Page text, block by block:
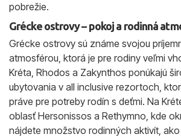
pobrežie.
Grécke ostrovy – pokoj a rodinná
Grécke ostrovy sú známe svojou
atmosférou, ktorá je pre rodiny veľmi
Kréta, Rhodos a Zakynthos ponúkajú
ubytovania v all inclusive rezortoch,
práve pre potreby rodín s deťmi. Na
oblasť Hersonissos a Rethymno, kde
nájdete množstvo rodinných aktivít,